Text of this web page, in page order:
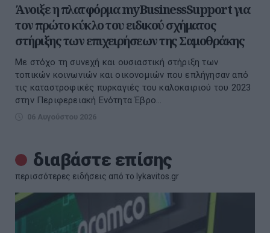
Άνοιξε η πλατφόρμα myBusinessSupport για
τον πρώτο κύκλο του ειδικού σχήματος
στήριξης των επιχειρήσεων της Σαμοθράκης
Με στόχο τη συνεχή και ουσιαστική στήριξη των
τοπικών κοινωνιών και οικονομιών που επλήγησαν από
τις καταστροφικές πυρκαγιές του καλοκαιριού του 2023
στην Περιφερειακή Ενότητα Έβρο...
06 Αυγούστου 2026
διαβάστε επίσης
περισσότερες ειδήσεις από το lykavitos.gr